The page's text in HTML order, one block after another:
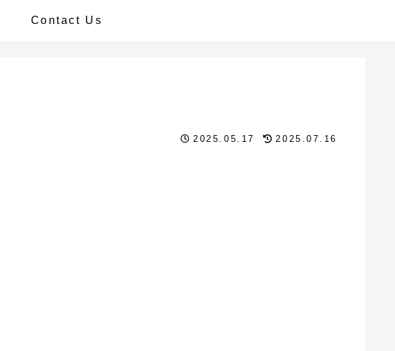
Contact Us
2025.05.17 2025.07.16